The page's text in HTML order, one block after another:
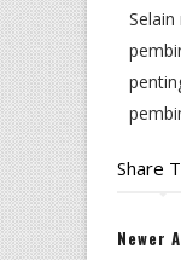
Share
Newer